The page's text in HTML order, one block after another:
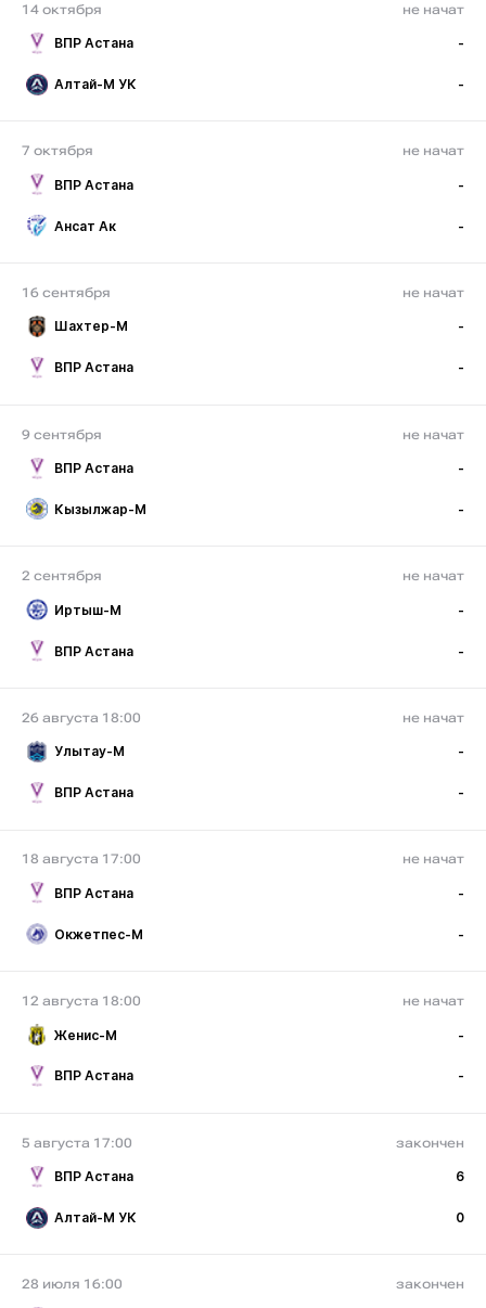
14 октября не начат
ВПР Астана -
Алтай-М УК -
7 октября не начат
ВПР Астана -
Ансат Ак -
16 сентября не начат
Шахтер-М -
ВПР Астана -
9 сентября не начат
ВПР Астана -
Кызылжар-М -
2 сентября не начат
Иртыш-М -
ВПР Астана -
26 августа 18:00 не начат
Улытау-М -
ВПР Астана -
18 августа 17:00 не начат
ВПР Астана -
Окжетпес-М -
12 августа 18:00 не начат
Женис-М -
ВПР Астана -
5 августа 17:00 закончен
ВПР Астана 6
Алтай-М УК 0
28 июля 16:00 закончен